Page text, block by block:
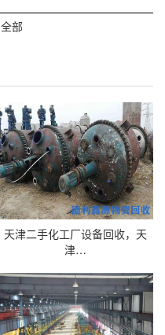
全部
天津二手化工厂设备回收，天
津…